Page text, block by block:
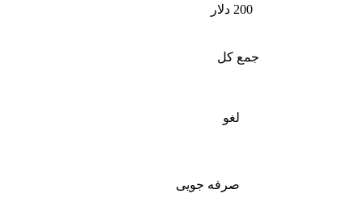
200 دلار
جمع کل
لغو
صرفه جویی